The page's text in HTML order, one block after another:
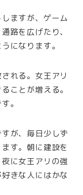
ますが、ゲーム
路を広げたり、
になります。
れる。女王アリ
ことが増える。
。
が、毎日少しず
す。朝に建設を
に女王アリの強
きな人にはかな